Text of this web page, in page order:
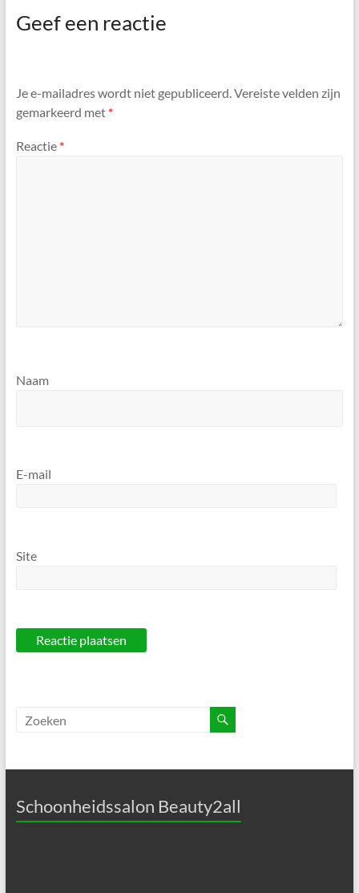
Geef een reactie
Je e-mailadres wordt niet gepubliceerd.Vereiste velden zijn
gemarkeerd met *
Reactie *
Naam
E-mail
Site
Schoonheidssalon Beauty2all